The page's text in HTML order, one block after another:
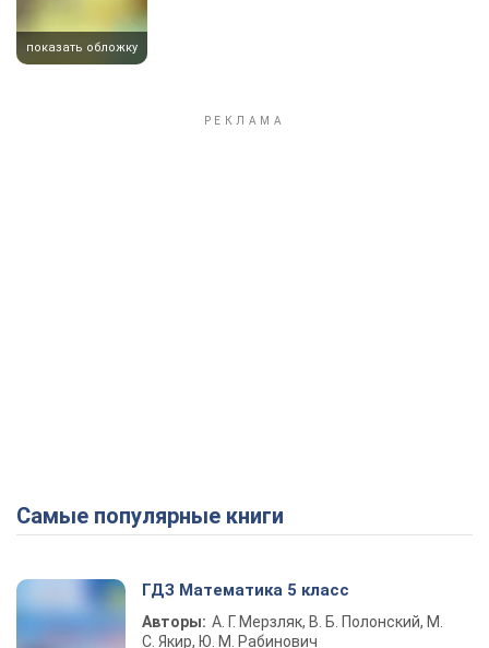
показать обложку
Самые популярные книги
ГДЗ Математика 5 класс
Авторы: А. Г. Мерзляк, В. Б. Полонский, М.
С. Якир, Ю. М. Рабинович